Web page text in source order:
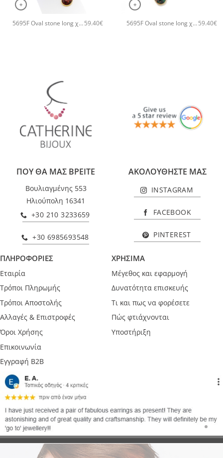
+
5695F Oval stone long χειροποίητα σκουλαρίκια Catherine bijoux Πορτοκαλί59.40€
+
5695F Oval stone long χειροποίητα σκουλαρίκια Catherine bijoux Πράσινο59.40€
ΠΟΥ ΘΑ ΜΑΣ ΒΡΕΙΤΕ
Βουλιαγμένης 553
Ηλιούπολη 16341
+30 210 3233659
+30 6985693548
ΑΚΟΛΟΥΘΗΣΤΕ ΜΑΣ
INSTAGRAM
FACEBOOK
PINTEREST
ΠΛΗΡΟΦΟΡΙΕΣ
Εταιρία
Τρόποι Πληρωμής
Τρόποι Αποστολής
Αλλαγές & Επιστροφές
Όροι Χρήσης
Επικοινωνία
Εγγραφή B2B
ΧΡΗΣΙΜΑ
Μέγεθος και εφαρμογή
Δυνατότητα επισκευής
Τι και πως να φορέσετε
Πώς φτιάχνονται
Υποστήριξη